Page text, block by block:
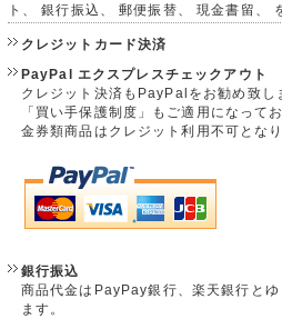
ト、 銀行振込、 郵便振替、 現金書留、
クレジットカード決済
PayPal エクスプレスチェックアウト
クレジット決済もPayPalをお勧め致し
「買い手保護制度」もご適用になって
金券類商品はクレジット利用不可となり
銀行振込
商品代金はPayPay銀行、楽天銀行と
ます。